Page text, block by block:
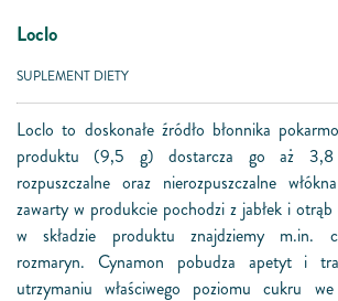
Loclo
SUPLEMENT DIETY
Loclo to doskonałe źródło błonnika
produktu (9,5 g) dostarcza go aż 3,8
rozpuszczalne oraz nierozpuszczalne
zawarty w produkcie pochodzi z jabłek i
w składzie produktu znajdziemy m.in.
rozmaryn. Cynamon pobudza apetyt i
utrzymaniu właściwego poziomu cukru